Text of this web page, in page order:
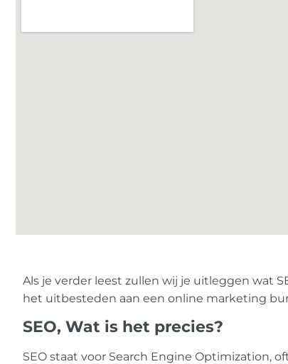
Als je verder leest zullen wij je uitleggen wat
het uitbesteden aan een online marketing
SEO, Wat is het precies?
SEO staat voor Search Engine Optimization,